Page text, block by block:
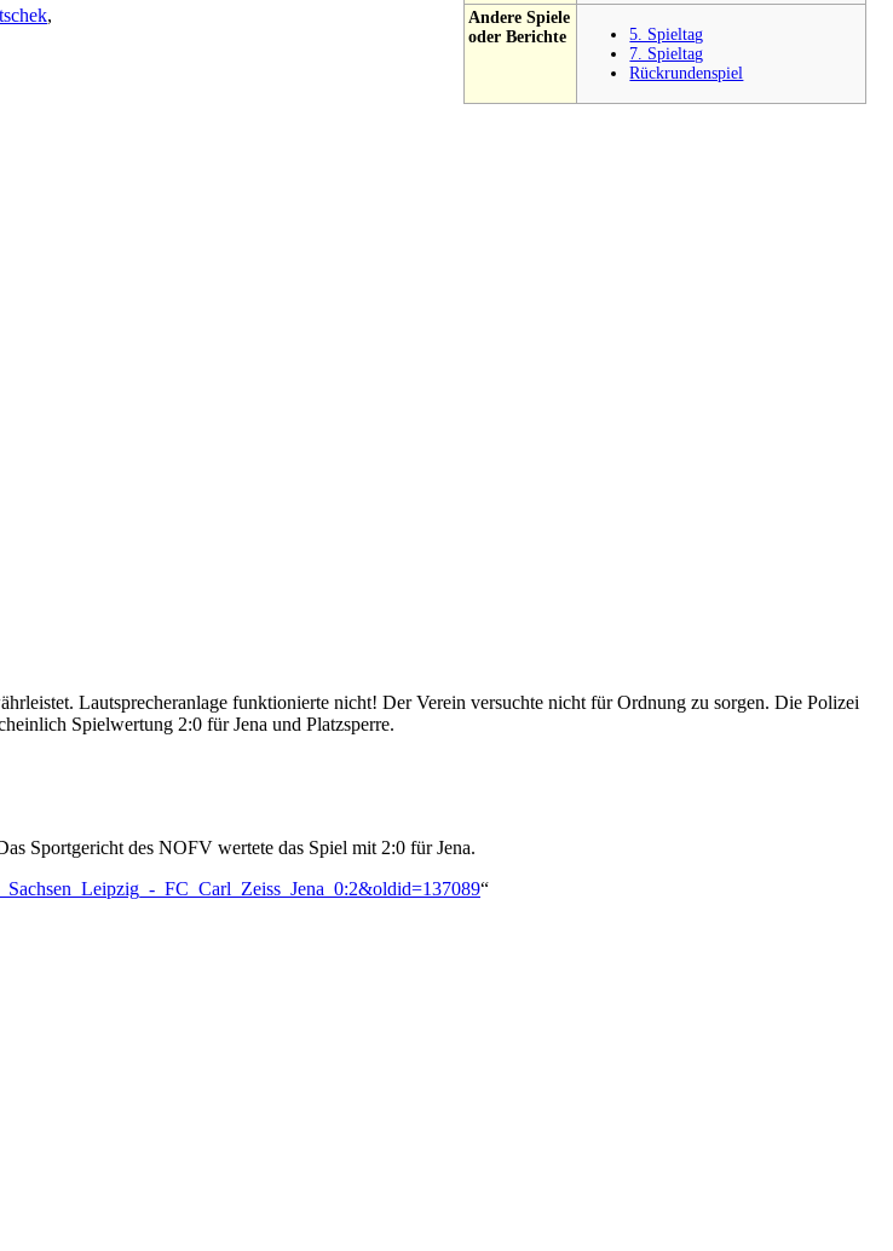
Andere Spiele
oder Berichte
5. Spieltag
7. Spieltag
Rückrundenspiel
,
Lautsprecheranlage funktionierte nicht! Der Verein versuchte nicht für Ordnung zu sorgen. Die Polizei
Spielwertung 2:0 für Jena und Platzsperre.
Sportgericht des NOFV wertete das Spiel mit 2:0 für Jena.
_FC_Carl_Zeiss_Jena_0:2&oldid=137089“